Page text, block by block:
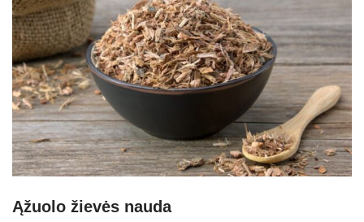
Ąžuolo žievės nauda